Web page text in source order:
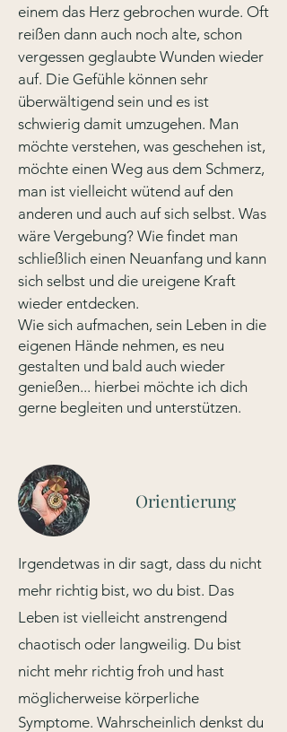
einem das Herz gebrochen wurde. Oft
reißen dann auch noch alte, schon
vergessen geglaubte Wunden wieder
auf. Die Gefühle können sehr
überwältigend sein und es ist
schwierig damit umzugehen. Man
möchte verstehen, was geschehen ist,
möchte einen Weg aus dem Schmerz,
man ist vielleicht wütend auf den
anderen und auch auf sich selbst. Was
wäre Vergebung? Wie findet man
schließlich einen Neuanfang und kann
sich selbst und die ureigene Kraft
wieder entdecken.
Wie sich aufmachen, sein Leben in die
eigenen Hände nehmen, es neu
gestalten und bald auch wieder
genießen... hierbei möchte ich dich
gerne begleiten und unterstützen.
Orientierung
Irgendetwas in dir sagt, dass du nicht
mehr richtig bist, wo du bist. Das
Leben ist vielleicht anstrengend
chaotisch oder langweilig. Du bist
nicht mehr richtig froh und hast
möglicherweise körperliche
Symptome. Wahrscheinlich denkst du